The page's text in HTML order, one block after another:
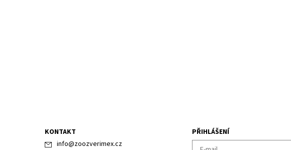
KONTAKT
info@zoozverimex.cz
PŘIHLÁŠENÍ